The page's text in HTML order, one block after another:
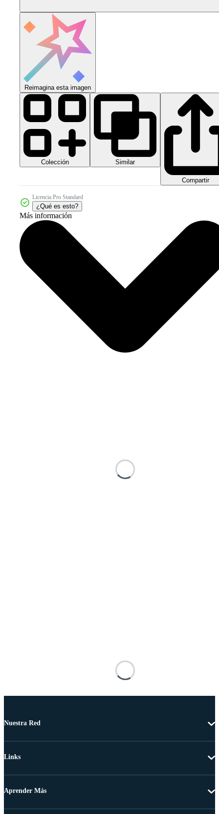
Reimagina esta imagen
Colección Similar
Compartir
Licencia Pro Standard
¿Qué es esto?
Más información
Nuestra Red
Links
Aprender Más